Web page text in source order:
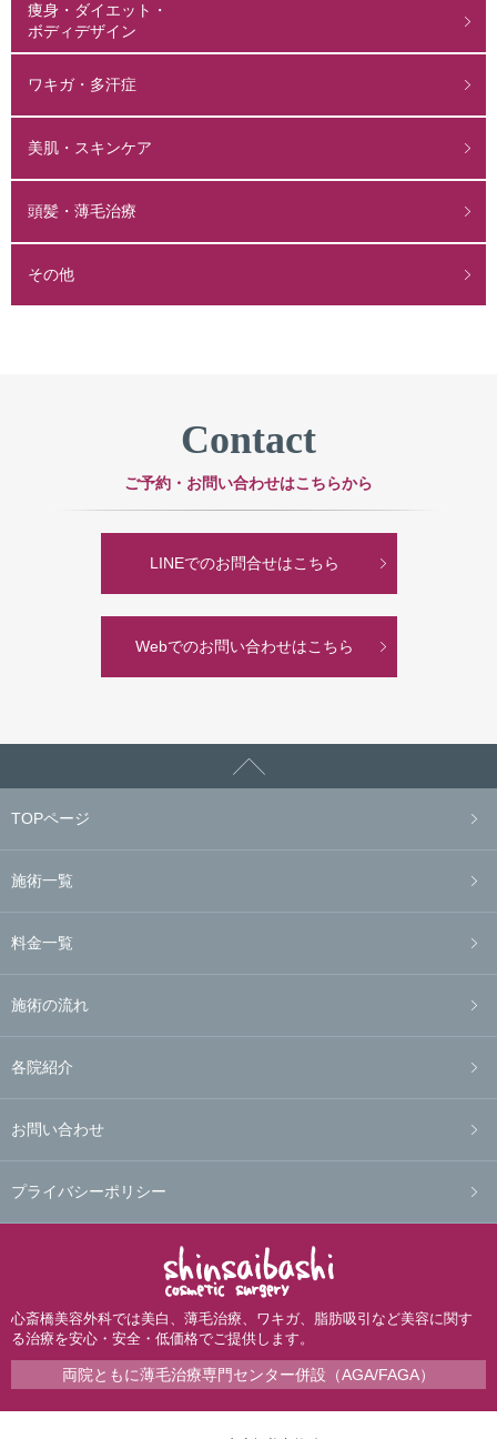
痩身・ダイエット・
ボディデザイン
ワキガ・多汗症
美肌・スキンケア
頭髪・薄毛治療
その他
Contact
ご予約・お問い合わせはこちらから
LINEでのお問合せはこちら
Webでのお問い合わせはこちら
TOPページ
施術一覧
料金一覧
施術の流れ
各院紹介
お問い合わせ
プライバシーポリシー
心斎橋美容外科では美白、薄毛治療、ワキガ、脂肪吸引など美容に関す
る治療を安心・安全・低価格でご提供します。
両院ともに薄毛治療専門センター併設（AGA/FAGA）